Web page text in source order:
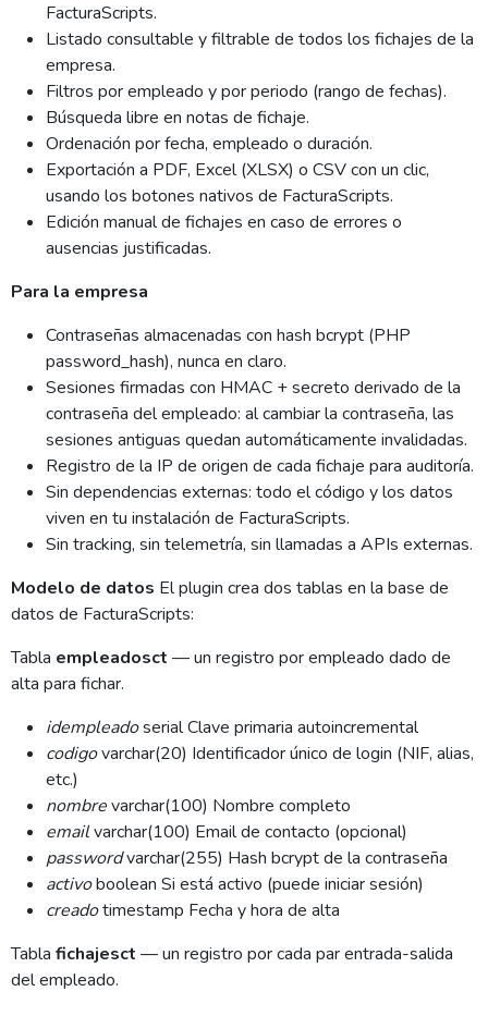
FacturaScripts.
Listado consultable y filtrable de todos los fichajes de la
empresa.
Filtros por empleado y por periodo (rango de fechas).
Búsqueda libre en notas de fichaje.
Ordenación por fecha, empleado o duración.
Exportación a PDF, Excel (XLSX) o CSV con un clic,
usando los botones nativos de FacturaScripts.
Edición manual de fichajes en caso de errores o
ausencias justificadas.
Para la empresa
Contraseñas almacenadas con hash bcrypt (PHP
password_hash), nunca en claro.
Sesiones firmadas con HMAC + secreto derivado de la
contraseña del empleado: al cambiar la contraseña, las
sesiones antiguas quedan automáticamente invalidadas.
Registro de la IP de origen de cada fichaje para auditoría.
Sin dependencias externas: todo el código y los datos
viven en tu instalación de FacturaScripts.
Sin tracking, sin telemetría, sin llamadas a APIs externas.
Modelo de datos El plugin crea dos tablas en la base de
datos de FacturaScripts:
Tabla empleadosct — un registro por empleado dado de
alta para fichar.
idempleadoserial Clave primaria autoincremental
codigovarchar(20) Identificador único de login (NIF, alias,
etc.)
nombrevarchar(100) Nombre completo
emailvarchar(100) Email de contacto (opcional)
passwordvarchar(255) Hash bcrypt de la contraseña
activoboolean Si está activo (puede iniciar sesión)
creadotimestamp Fecha y hora de alta
Tabla fichajesct — un registro por cada par entrada-salida
del empleado.